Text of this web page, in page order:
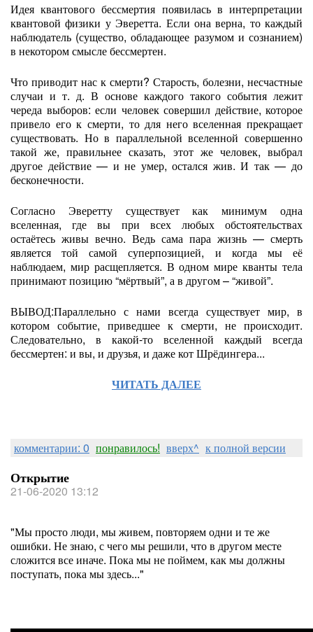
Идея квантового бессмертия появилась в интерпретации
квантовой физики у Эверетта. Если она верна, то каждый
наблюдатель (существо, обладающее разумом и сознанием)
в некотором смысле бессмертен.
Что приводит нас к смерти? Старость, болезни, несчастные
случаи и т. д. В основе каждого такого события лежит
череда выборов: если человек совершил действие, которое
привело его к смерти, то для него вселенная прекращает
существовать. Но в параллельной вселенной совершенно
такой же, правильнее сказать, этот же человек, выбрал
другое действие — и не умер, остался жив. И так — до
бесконечности.
Согласно Эверетту существует как минимум одна
вселенная, где вы при всех любых обстоятельствах
остаётесь живы вечно. Ведь сама пара жизнь — смерть
является той самой суперпозицией, и когда мы её
наблюдаем, мир расщепляется. В одном мире кванты тела
принимают позицию “мёртвый”, а в другом – “живой”.
ВЫВОД:Параллельно с нами всегда существует мир, в
котором событие, приведшее к смерти, не происходит.
Следовательно, в какой-то вселенной каждый всегда
бессмертен: и вы, и друзья, и даже кот Шрёдингера...
ЧИТАТЬ ДАЛЕЕ
комментарии: 0 понравилось! вверх^ к полной версии
Открытие
21-06-2020 13:12
"Мы просто люди, мы живем, повторяем одни и те же
ошибки. Не знаю, с чего мы решили, что в другом месте
сложится все иначе. Пока мы не поймем, как мы должны
поступать, пока мы здесь..."